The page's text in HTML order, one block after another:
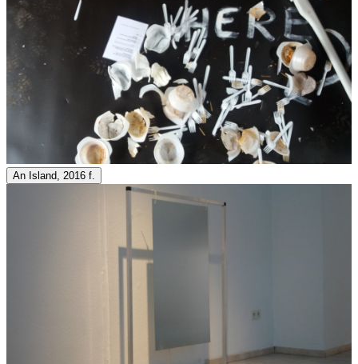
An Island, 2016 f.